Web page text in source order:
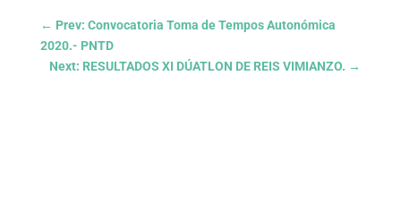
← Prev: Convocatoria Toma de Tempos Autonómica
2020.- PNTD
Next: RESULTADOS XI DÚATLON DE REIS VIMIANZO. →